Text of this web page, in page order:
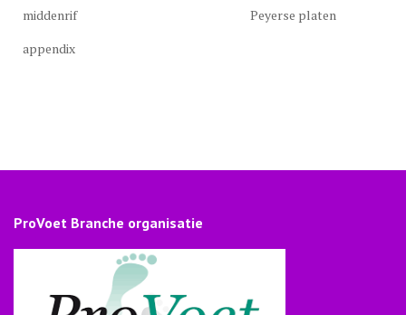
middenrif
Peyerse platen
appendix
ProVoet Branche organisatie